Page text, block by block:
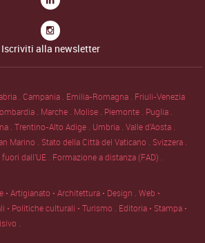
Iscriviti alla newsletter
.Campania . Emilia-Romagna . Friuli-Venezia
. Marche . Molise . Piemonte . Puglia .
.Trentino-Alto Adige . Umbria .Valle d'Aosta .
Marino . Stato della Città del Vaticano . Svizzera .
dall'UE . Formazione a distanza (FAD) .
• Artigianato • Architettura • Design .Web •
• Politiche culturali • Turismo . Editoria • Stampa •
.